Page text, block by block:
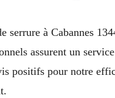
serrure à Cabannes
assurent un
positifs pour notre